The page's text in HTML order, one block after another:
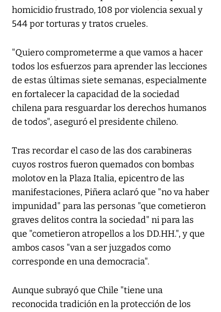
homicidio frustrado, 108 por violencia sexual y
544 por torturas y tratos crueles.
"Quiero comprometerme a que vamos a hacer
todos los esfuerzos para aprender las lecciones
de estas últimas siete semanas, especialmente
en fortalecer la capacidad de la sociedad
chilena para resguardar los derechos humanos
de todos", aseguró el presidente chileno.
Tras recordar el caso de las dos carabineras
cuyos rostros fueron quemados con bombas
molotov en la Plaza Italia, epicentro de las
manifestaciones, Piñera aclaró que "no va haber
impunidad" para las personas "que cometieron
graves delitos contra la sociedad" ni para las
que "cometieron atropellos a los DD.HH.", y que
ambos casos "van a ser juzgados como
corresponde en una democracia".
Aunque subrayó que Chile "tiene una
reconocida tradición en la protección de los